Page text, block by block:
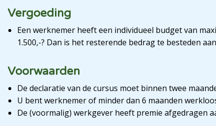
Vergoeding
Een werknemer heeft een individueel budget van
1.500,-? Dan is het resterende bedrag te besteden
Voorwaarden
De declaratie van de cursus moet binnen twee
U bent werknemer of minder dan 6 maanden
De (voormalig) werkgever heeft premie afgedragen